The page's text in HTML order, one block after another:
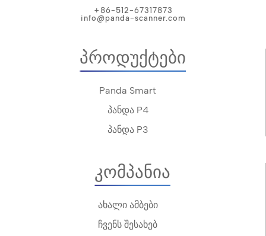
+86-512-67317873
info@panda-scanner.com
Პროდუქტები
Panda Smart
პანდა P4
პანდა P3
Კომპანია
ახალი ამბები
ჩვენს შესახებ